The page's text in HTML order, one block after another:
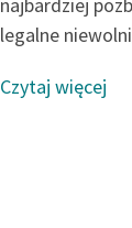
legalne
Czytaj więcej